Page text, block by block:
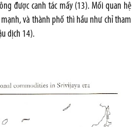
được canh tác mấy (13). Mối quan hệ
và thành phố thì hầu như chỉ tham
dịch 14).